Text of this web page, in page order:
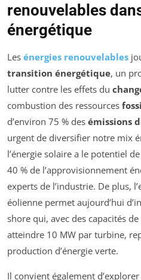
renouvelables
énergétique
Les énergies renouvelables
transition énergétique, un
lutter contre les effets du
combustion des ressources
d’environ 75 % des émissions
urgent de diversifier notre mix
l’énergie solaire a le potentiel
40 % de l’approvisionnement
experts de l’industrie. De plus,
éolienne permet aujourd’hui
shore qui, avec des capacités
atteindre 10 MW par turbine,
production d’énergie verte.
Il convient également